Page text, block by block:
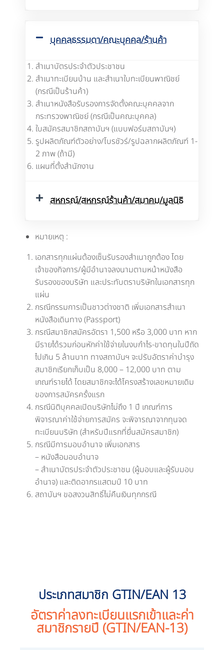
บุคคลธรรมดา/คณะบุคคล/ร้านค้า
สำเนาบัตรประจำตัวประชาชน
สำเนาทะเบียนบ้าน และสำเนาใบทะเบียนพาณิชย์
(กรณีเป็นร้านค้า)
สำเนาหนังสือรับรองการจัดตั้งคณะบุคคลจาก
กระทรวงพาณิชย์ (กรณีเป็นคณะบุคคล)
ใบสมัครสมาชิกสถาบันฯ (แบบฟอร์มสถาบันฯ)
รูปผลิตภัณฑ์ตัวอย่าง/โบรชัวร์/รูปฉลากผลิตภัณฑ์ 1-
2 ภาพ (ถ้ามี)
แผนที่ตั้งสำนักงาน
สหกรณ์/สหกรณ์ร้านค้า/สมาคม/มูลนิธิ
หมายเหตุ :
เอกสารทุกแผ่นต้องเซ็นรับรองสำเนาถูกต้อง โดย
เจ้าของกิจการ/ผู้มีอำนาจลงนามตามหน้าหนังสือ
รับรองของบริษัท และประทับตราบริษัทในเอกสารทุก
แผ่น
กรณีกรรมการเป็นชาวต่างชาติ เพิ่มเอกสารสำเนา
หนังสือเดินทาง (Passport)
กรณีสมาชิกสมัครอัตรา 1,500 หรือ 3,000 บาท หาก
มีรายได้รวมก่อนหักค่าใช้จ่ายในงบกำไร-ขาดทุนในปีถัด
ไปเกิน 5 ล้านบาท ทางสถาบันฯ จะปรับอัตราค่าบำรุง
สมาชิกเรียกเก็บเป็น 8,000 – 12,000 บาท ตาม
เกณฑ์รายได้ โดยสมาชิกจะได้โครงสร้างเลขหมายเดิม
ของการสมัครครั้งแรก
กรณีนิติบุคคลเปิดบริษัทไม่ถึง 1 ปี เกณฑ์การ
พิจารณาค่าใช้จ่ายการสมัคร จะพิจารณาจากทุนจด
ทะเบียนบริษัท (สำหรับปีแรกที่ยื่นสมัครสมาชิก)
กรณีมีการมอบอำนาจ เพิ่มเอกสาร
– หนังสือมอบอำนาจ
– สำเนาบัตรประจำตัวประชาชน (ผู้มอบและผู้รับมอบ
อำนาจ) และติดอากรแสตมป์ 10 บาท
สถาบันฯ ขอสงวนสิทธิ์ไม่คืนเงินทุกกรณี
ประเภทสมาชิก GTIN/EAN 13
อัตราค่าลงทะเบียนแรกเข้าและค่า
สมาชิกรายปี (GTIN/EAN-13)